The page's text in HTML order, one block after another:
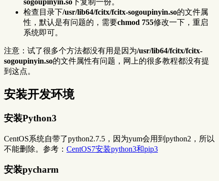
sogoupinyin.so下复制一份。
检查目录下/usr/lib64/fcitx/fcitx-sogoupinyin.so的文件属
性，默认是有问题的，需要chmod 755修改一下，重启
系统即可。
注意：试了很多个方法都没有用是因为/usr/lib64/fcitx/fcitx-
sogoupinyin.so的文件属性有问题，网上的很多教程都没有提
到这点。
安装开发环境
安装Python3
CentOS系统自带了python2.7.5，因为yum会用到python2，所以
不能删除。参考： CentOS7安装python3和pip3
安装pycharm